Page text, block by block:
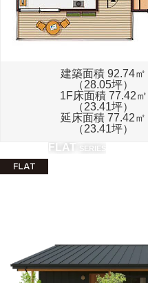
建築面積 92.74㎡
（28.05坪）
1F床面積 77.42㎡
（23.41坪）
延床面積 77.42㎡
（23.41坪）
FLAT
SERIES